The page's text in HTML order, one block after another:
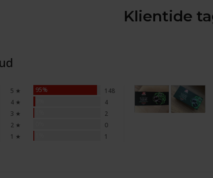
Klientide
5 ★ 95%
148
4 ★
4
3 ★
2
2 ★
0
1 ★
1